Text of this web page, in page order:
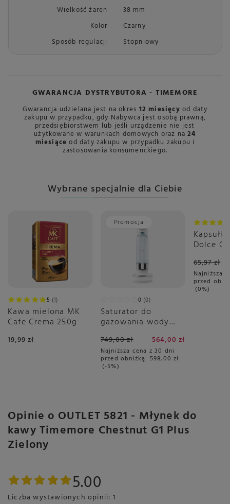
Wielkość żaren
38 mm
Kolor
Czarny
Sposób regulacji
Stopniowy
GWARANCJA DYSTRYBUTORA - TIMEMORE
Gwarancja udzielana jest na okres 12 miesięcy od daty
zakupu w przypadku, gdy Nabywca jest osobą prawną,
przedsiębiorstwem lub jeśli urządzenie nie jest
użytkowane w warunkach domowych oraz na24
miesiące od daty zakupu w przypadku zakupu i
zastosowania konsumenckiego.
Wybrane specjalnie dla Ciebie
5 1
Kawa mielona MK
Cafe Crema 250g
19,99 zł
Promocja
0 0
Saturator do
gazowania wody
Biały Mat
749,00 zł 564,00 zł
Najniższa cena z 30 dni
przed obniżką: 598,00 zł
-5%
Okazja
Dolce
3x16
65,97 zł
Najniższa
przed
0%
Opinie o OUTLET 5821 - Młynek do
kawy Timemore Chestnut G1 Plus
Zielony
5.00
Liczba wystawionych opinii: 1